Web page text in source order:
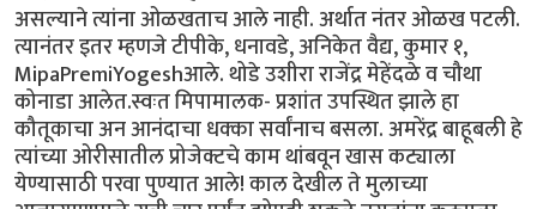
असल्याने त्यांना ओळखताच आले नाही. अर्थात नंतर ओळख पटली.
त्यानंतर इतर म्हणजे टीपीके, धनावडे, अनिकेत वैद्य, कुमार १,
MipaPremiYogeshआले. थोडे उशीरा राजेंद्र मेहेंदळे व चौथा
कोनाडा आलेत.स्वःत मिपामालक- प्रशांत उपस्थित झाले हा
कौतूकाचा अन आनंदाचा धक्का सर्वांनाच बसला. अमरेंद्र बाहूबली हे
त्यांच्या ओरीसातील प्रोजेक्टचे काम थांबवून खास कट्याला
येण्यासाठी परवा पुण्यात आले! काल देखील ते मुलाच्या